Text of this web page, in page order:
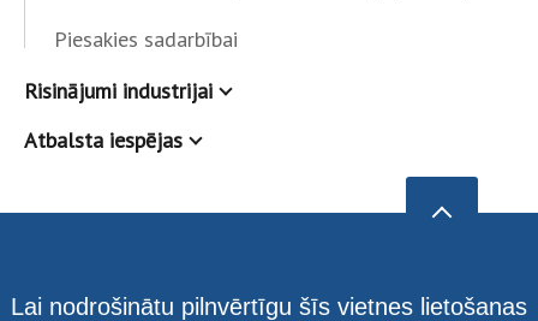
Piesakies sadarbībai
Risinājumi industrijai
Atbalsta iespējas
Lai nodrošinātu pilnvērtīgu šīs vietnes lietošanas